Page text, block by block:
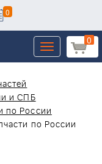
0
0
Toggle
navigation
и СПБ
по России
по России